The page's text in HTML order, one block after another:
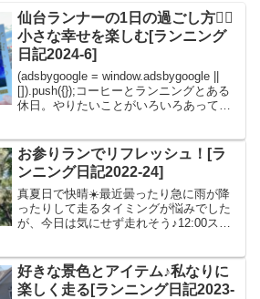
仙台ランナーの1日の過ごし方🏃‍♀️
小さな幸せを楽しむ[ランニング
日記2024-6]
(adsbygoogle = window.adsbygoogle ||
[]).push({});コーヒーとランニングとある
休日。やりたいことがいろいろあって楽
めま...
お参りランでリフレッシュ！[ラ
ンニング日記2022-24]
真夏日で快晴☀️最近曇ったり急に雨が降
ったりして走るタイミングが悩みでした
が、今日は気にせず走れそう♪12:00スタ
日はなんだか体が重い。。。いつも通り
6:30/kmペ...
好きな景色とアイテム♪私なりに
楽しく走る[ランニング日記2023-